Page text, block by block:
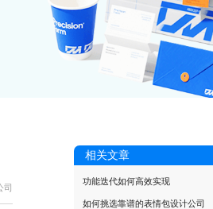
司
相关文章
功能迭代如何高效实现
如何挑选靠谱的表情包设计公司